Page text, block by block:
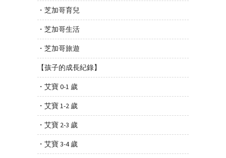
・芝加哥育兒
・芝加哥生活
・芝加哥旅遊
【孩子的成長紀錄】
・艾寶 0-1 歲
・艾寶 1-2 歲
・艾寶 2-3 歲
・艾寶 3-4 歲